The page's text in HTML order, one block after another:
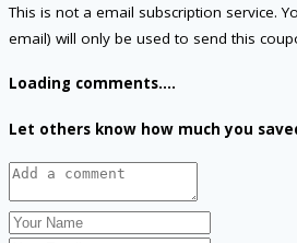
This is not a email subscription service.
email) will only be used to send this
Loading comments....
Let others know how much you